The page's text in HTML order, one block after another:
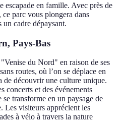
en famille. Avec près de
parc vous plongera dans
cadre dépaysant.
Pays-Bas
du Nord" en raison de ses
routes, où l’on se déplace en
de découvrir une culture unique.
concerts et des événements
transforme en un paysage de
Les visiteurs apprécient les
à vélo à travers la nature